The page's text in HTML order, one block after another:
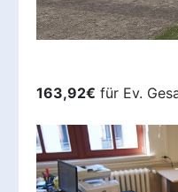
163,92€ für Ev.